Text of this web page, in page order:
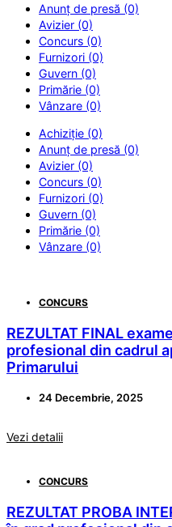
Anunț de presă (0)
Avizier (0)
Concurs (0)
Furnizori (0)
Guvern (0)
Primărie (0)
Vânzare (0)
Achiziție (0)
Anunț de presă (0)
Avizier (0)
Concurs (0)
Furnizori (0)
Guvern (0)
Primărie (0)
Vânzare (0)
CONCURS
REZULTAT FINAL
profesional din cadrul
Primarului
24 Decembrie, 2025
Vezi detalii
CONCURS
REZULTAT PROBA